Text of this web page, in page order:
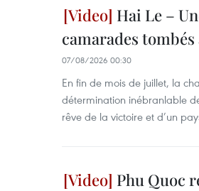
Hai Le –
camarades
07/08/2026 00:30
En fin de mois de juillet, la
détermination inébranlable
rêve de la victoire et d’un
Phu Quoc